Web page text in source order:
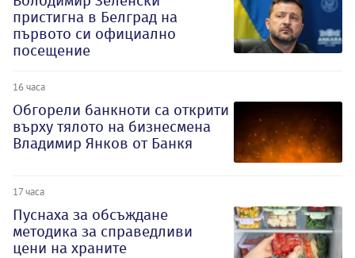
пристигна в Белград на
първото си официално
посещение
16 часа
Обгорели банкноти са открити
върху тялото на бизнесмена
Владимир Янков от Банкя
17 часа
Пуснаха за обсъждане
методика за справедливи
цени на храните